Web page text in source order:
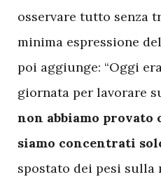
osservare tutto senza
minima espressione
poi aggiunge: “Oggi
giornata per lavorare
non abbiamo
siamo concentrati
spostato dei pesi sulla